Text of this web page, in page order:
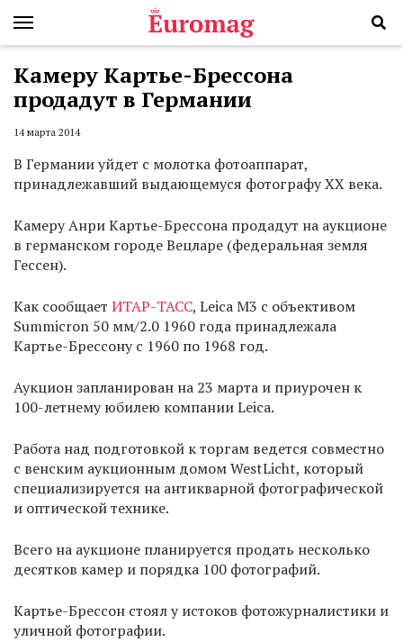
Камеру Картье-Брессона
продадут в Германии
14 марта 2014
В Германии уйдет с молотка фотоаппарат,
принадлежавший выдающемуся фотографу XX века.
Камеру Анри Картье-Брессона продадут на аукционе
в германском городе Вецларе (федеральная земля
Гессен).
Как сообщает ИТАР-ТАСС, Leica M3 с объективом
Summicron 50 мм/2.0 1960 года принадлежала
Картье-Брессону с 1960 по 1968 год.
Аукцион запланирован на 23 марта и приурочен к
100-летнему юбилею компании Leica.
Работа над подготовкой к торгам ведется совместно
с венским аукционным домом WestLicht, который
специализируется на антикварной фотографической
и оптической технике.
Всего на аукционе планируется продать несколько
десятков камер и порядка 100 фотографий.
Картье-Брессон стоял у истоков фотожурналистики и
уличной фотографии.